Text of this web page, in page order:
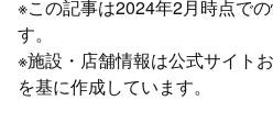
※この記事は2024年2月時点で
す。
※施設・店舗情報は公式サイト
を基に作成しています。